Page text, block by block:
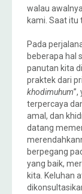
walau
kami. Saat itu
Pada
beberapa hal
panutan kita
praktek dari
khodimuhum
terpercaya
amal, dan
datang
berpegang
yang baik,
kita. Keluhan